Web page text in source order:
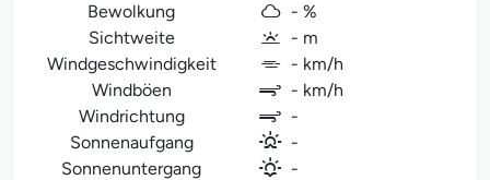
Bewolkung
- %
Sichtweite
- m
Windgeschwindigkeit
- km/h
Windböen
- km/h
Windrichtung
-
Sonnenaufgang
-
Sonnenuntergang
-